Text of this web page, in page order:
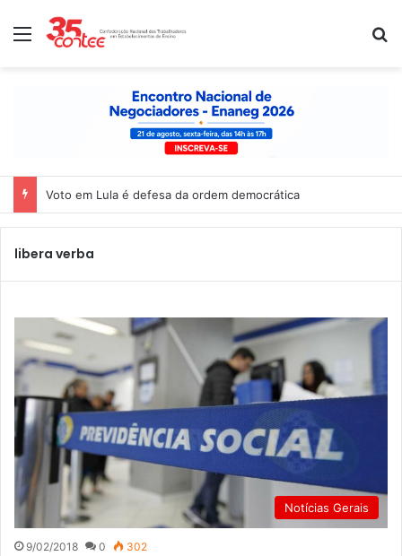
Menu
Voto em Lula é defesa da ordem democrática
libera verba
Notícias Gerais
9/02/2018 0 302